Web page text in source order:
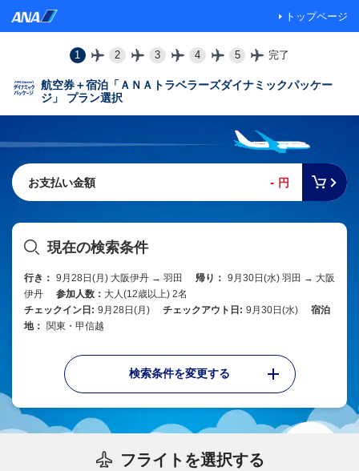
トップページ
1 2 3 4 5 完了
航空券＋宿泊「ＡＮＡトラベラーズダイナミックパッケー
ジ」 プラン選択
お支払い金額 - 円
現在の検索条件
行き： 9月28日(月) 大阪伊丹 → 羽田 帰り： 9月30日(水) 羽田 → 大阪
伊丹
参加人数： 大人(12歳以上) 2名
チェックイン日: 9月28日(月) チェックアウト日: 9月30日(水)
宿泊
地：
関東・甲信越
検索条件を変更する
フライトを選択する